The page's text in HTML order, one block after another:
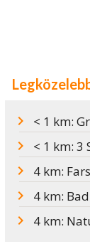
< 1 km:
< 1 km: 3 Seen
4 km:
4 km:
4 km: